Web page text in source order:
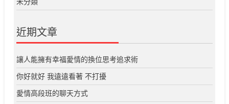
近期文章
讓人能擁有幸福愛情的換位思考追求術
你好就好 我遠遠看著 不打擾
愛情高段班的聊天方式